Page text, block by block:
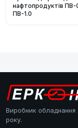
нафтопродуктів ПВ-
ПВ-1.0
Виробник
року.